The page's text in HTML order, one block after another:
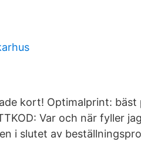
kort! Optimalprint:
Var och när fyller
i slutet av